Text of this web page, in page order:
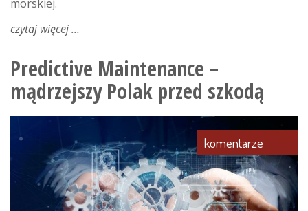
morskiej.
czytaj więcejo
–
co
powinniśmy
o
nich
Predictive Maintenance –
mądrzejszy Polak przed szkodą
komentarze